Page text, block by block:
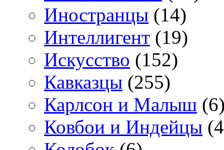
Иностранцы (14)
Интеллигент (19)
Искусство (152)
Кавказцы (255)
Карлсон и Малыш
Ковбои и Индейцы